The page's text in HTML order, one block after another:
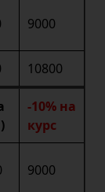
9000
10800
-10% на
курс
9000